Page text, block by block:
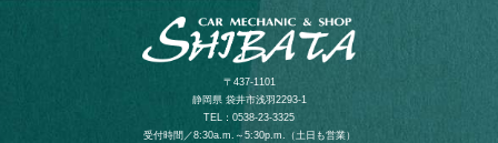
〒437-1101
静岡県 袋井市浅羽2293-1
TEL： 0538-23-3325
受付時間／8:30a.m.～5:30p.m.（土日も営業）